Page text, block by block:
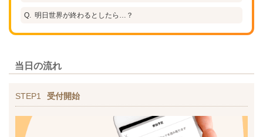
明日世界が終わるとしたら…？
当日の流れ
STEP1 受付開始